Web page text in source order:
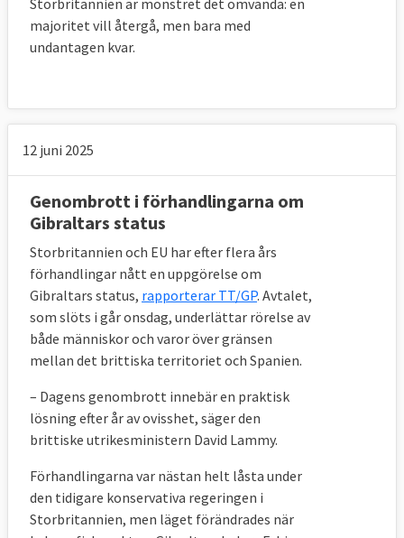
engelska kallad ”backstop”, i det fall EU och
Storbritannien inte lyckas komma överens
om hur den framtida relationen ska se ut.
mellan republiken Irland och brittiska
Nordirland.
inklusive Nordirland fortsätter vara kvar i en
tullunion med EU. Det gör att ingen hård
gräns behöver sättas upp mellan antingen
Irland och Nordirland (vilket EU inte vill)
eller Nordirland och övriga Storbritannien
(vilket britterna inte vill).
Den gemensamma tullunionen som skulle
tullar och tariffer gentemot varor från andra
länder förblir desamma som nu.
Storbritannien kommer att samla in
tullavgifterna men behöver inte längre betala
in dessa till EU-budgeten vilket landet,
liksom övriga EU-länder, gör i dag.
Tullunionen omfattar bara varor och gör det
Storbritannien är mönstret det omvända: en
majoritet vill återgå, men bara med
undantagen kvar.
12 juni 2025
Genombrott i förhandlingarna om
Gibraltars status
Storbritannien och EU har efter flera års
förhandlingar nått en uppgörelse om
Gibraltars status, rapporterar TT/GP. Avtalet,
som slöts i går onsdag, underlättar rörelse av
både människor och varor över gränsen
mellan det brittiska territoriet och Spanien.
– Dagens genombrott innebär en praktisk
lösning efter år av ovisshet, säger den
brittiske utrikesministern David Lammy.
Förhandlingarna var nästan helt låsta under
den tidigare konservativa regeringen i
Storbritannien, men läget förändrades när